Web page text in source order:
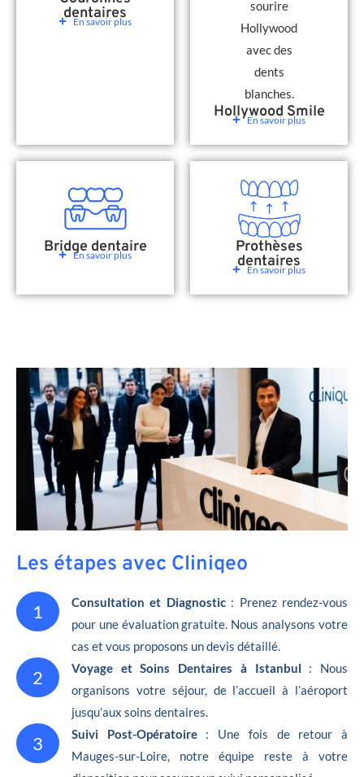
dentaires
En savoir plus
Hollywood Smile
En savoir plus
Bridge dentaire
En savoir plus Prothèses
dentaires
En savoir plus
Les étapes avec Cliniqeo
1 Consultation et Diagnostic: Prenez rendez-vous
pour une évaluation gratuite. Nous analysons votre
cas et vous proposons un devis détaillé.
2 Voyage et Soins Dentaires à Istanbul : Nous
organisons votre séjour, de l’accueil à l’aéroport
jusqu’aux soins dentaires.
3 Suivi Post-Opératoire : Une fois de retour à
Mauges-sur-Loire, notre équipe reste à votre